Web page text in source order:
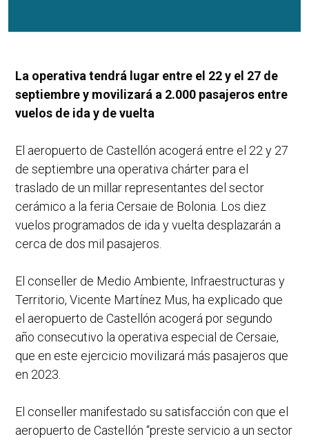
La operativa tendrá lugar entre el 22 y el 27 de
septiembre y movilizará a 2.000 pasajeros entre
vuelos de ida y de vuelta
El aeropuerto de Castellón acogerá entre el 22 y 27
de septiembre una operativa chárter para el
traslado de un millar representantes del sector
cerámico a la feria Cersaie de Bolonia. Los diez
vuelos programados de ida y vuelta desplazarán a
cerca de dos mil pasajeros.
El conseller de Medio Ambiente, Infraestructuras y
Territorio, Vicente Martínez Mus, ha explicado que
el aeropuerto de Castellón acogerá por segundo
año consecutivo la operativa especial de Cersaie,
que en este ejercicio movilizará más pasajeros que
en 2023.
El conseller manifestado su satisfacción con que el
aeropuerto de Castellón “preste servicio a un sector